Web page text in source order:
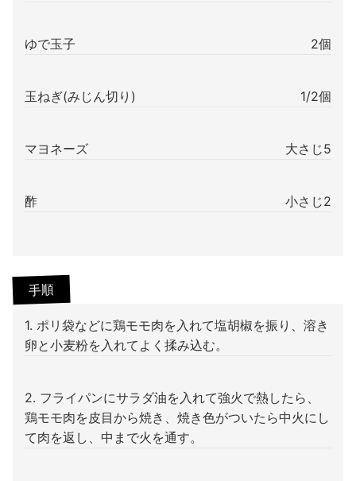
ゆで玉子 2個
玉ねぎ(みじん切り) 1/2個
マヨネーズ 大さじ5
酢 小さじ2
手順
1. ポリ袋などに鶏モモ肉を入れて塩胡椒を振り、溶き
卵と小麦粉を入れてよく揉み込む。
2. フライパンにサラダ油を入れて強火で熱したら、
鶏モモ肉を皮目から焼き、焼き色がついたら中火にし
て肉を返し、中まで火を通す。